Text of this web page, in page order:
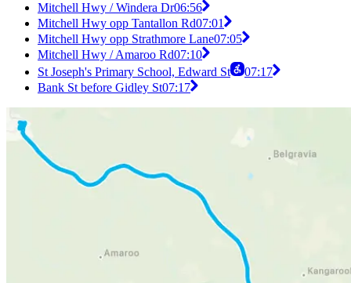
Mitchell Hwy / Windera Dr06:56
Mitchell Hwy opp Tantallon Rd07:01
Mitchell Hwy opp Strathmore Lane07:05
Mitchell Hwy / Amaroo Rd07:10
St Joseph's Primary School, Edward St
07:17
Bank St before Gidley St07:17